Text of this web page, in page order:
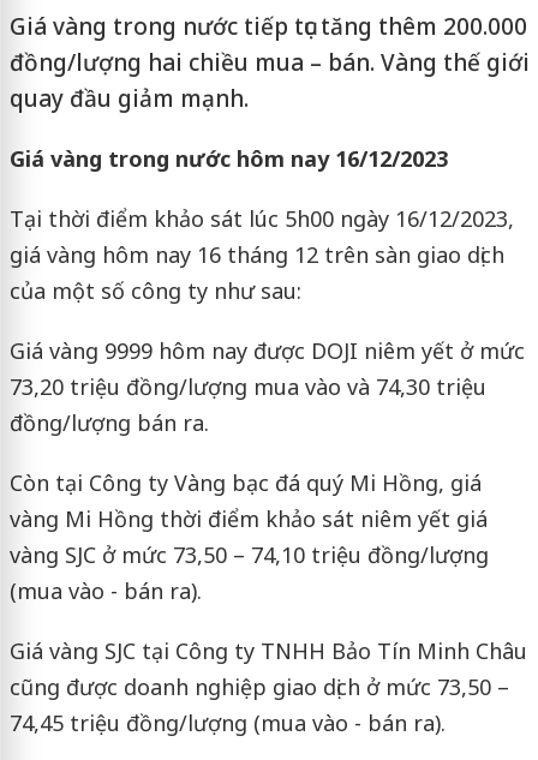
Giá vàng trong nước tiếp tục tăng thêm 200.000
đồng/lượng hai chiều mua – bán. Vàng thế giới
quay đầu giảm mạnh.
Giá vàng trong nước hôm nay 16/12/2023
Tại thời điểm khảo sát lúc 5h00 ngày 16/12/2023,
giá vàng hôm nay 16 tháng 12 trên sàn giao dịch
của một số công ty như sau:
Giá vàng 9999 hôm nay được DOJI niêm yết ở mức
73,20 triệu đồng/lượng mua vào và 74,30 triệu
đồng/lượng bán ra.
Còn tại Công ty Vàng bạc đá quý Mi Hồng, giá
vàng Mi Hồng thời điểm khảo sát niêm yết giá
vàng SJC ở mức 73,50 – 74,10 triệu đồng/lượng
(mua vào - bán ra).
Giá vàng SJC tại Công ty TNHH Bảo Tín Minh Châu
cũng được doanh nghiệp giao dịch ở mức 73,50 –
74,45 triệu đồng/lượng (mua vào - bán ra).